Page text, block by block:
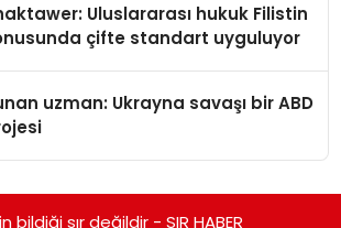
Uluslararası hukuk Filistin
çifte standart uyguluyor
uzman: Ukrayna savaşı bir ABD
bildiği sır değildir - SIR HABER